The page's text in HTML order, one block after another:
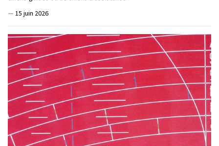
— 15 juin 2026